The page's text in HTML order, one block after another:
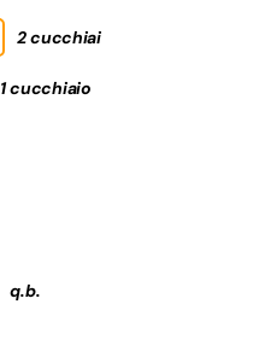
2 cucchiai
1 cucchiaio
q.b.